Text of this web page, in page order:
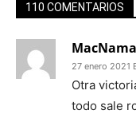
110 COMENTARIOS
27 enero 2021
Otra
todo sale